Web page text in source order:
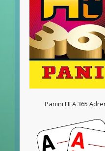
Panini FIFA 365